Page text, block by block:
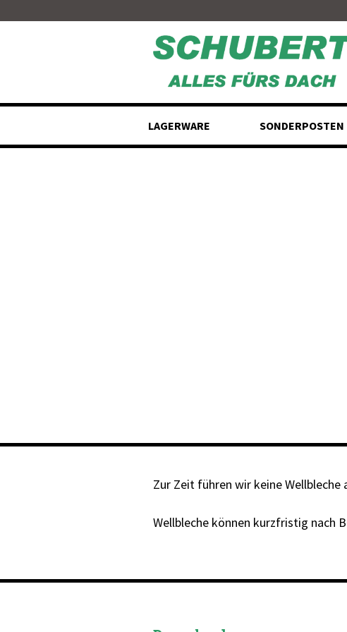
LAGERWARE SONDERPOSTEN
Zur Zeit führen wir keine Wellbleche
Wellbleche können kurzfristig nach